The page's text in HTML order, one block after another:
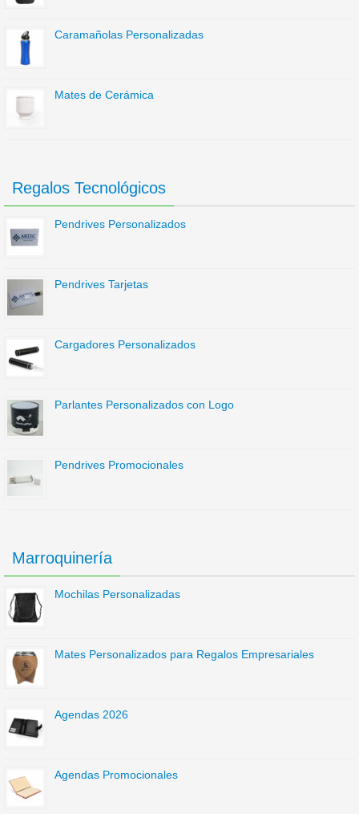
Caramañolas Personalizadas
Mates de Cerámica
Regalos Tecnológicos
Pendrives Personalizados
Pendrives Tarjetas
Cargadores Personalizados
Parlantes Personalizados con Logo
Pendrives Promocionales
Marroquinería
Mochilas Personalizadas
Mates Personalizados para Regalos Empresariales
Agendas 2026
Agendas Promocionales